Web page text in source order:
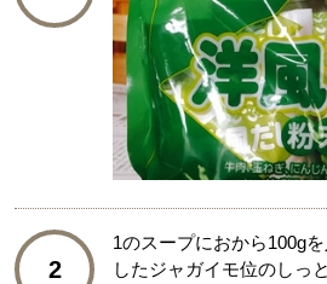
2
1のスープにおから100g
したジャガイモ位のしっ